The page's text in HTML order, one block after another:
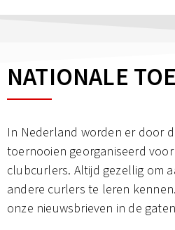
NATIONALE
In Nederland worden er door
toernooien georganiseerd
clubcurlers. Altijd gezellig om
andere curlers te leren
onze nieuwsbrieven in de